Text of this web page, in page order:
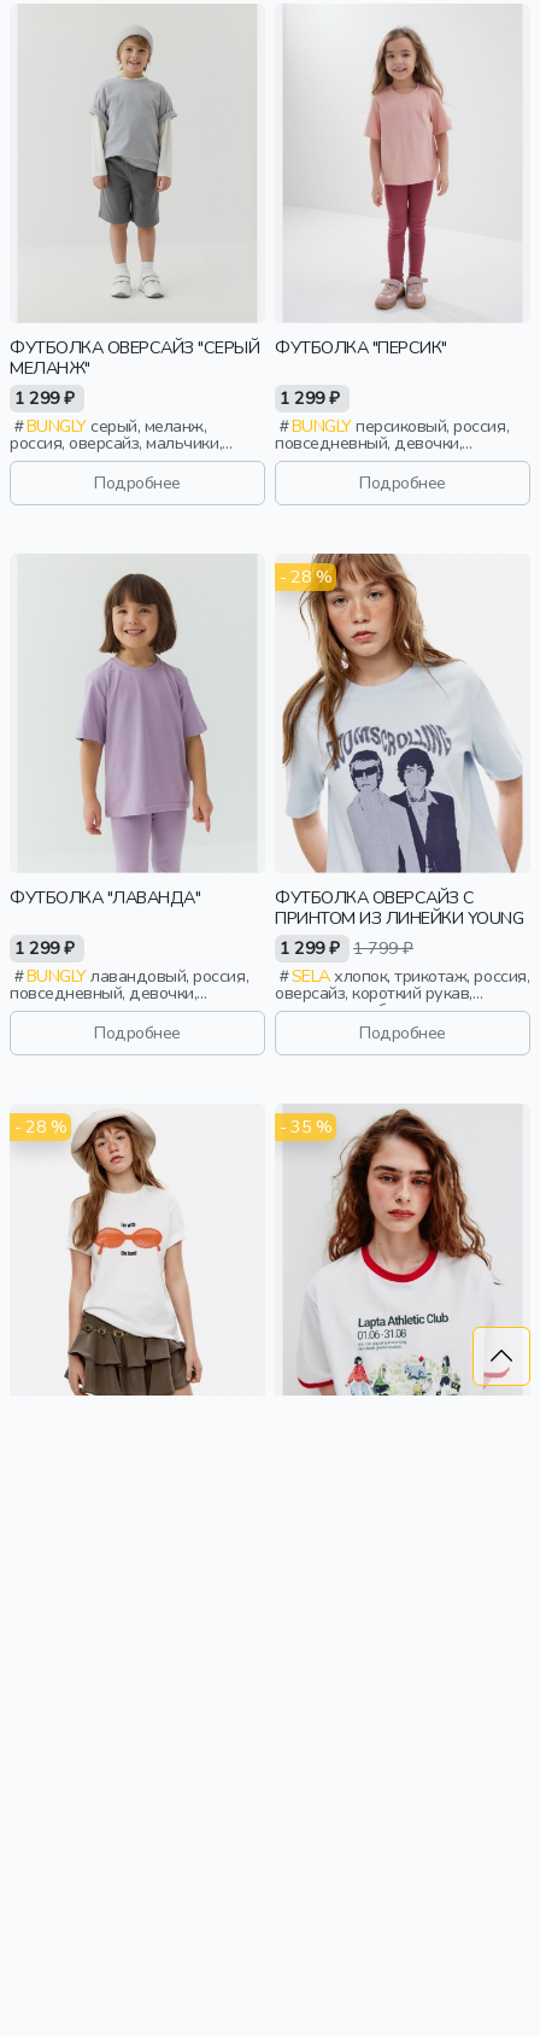
ФУТБОЛКА ОВЕРСАЙЗ "СЕРЫЙ
МЕЛАНЖ"
1 299 ₽
BUNGLYсерый, меланж,
россия, оверсайз, мальчики,
малыши, дошкольники, дети
Подробнее
ФУТБОЛКА "ПЕРСИК"
1 299 ₽
BUNGLYперсиковый, россия,
повседневный, девочки,
малыши, дошкольники, дети
Подробнее
ФУТБОЛКА "ЛАВАНДА"
1 299 ₽
BUNGLYлавандовый, россия,
повседневный, девочки,
малыши, дошкольники, дети
Подробнее
- 28 %
ФУТБОЛКА ОВЕРСАЙЗ С
ПРИНТОМ ИЗ ЛИНЕЙКИ YOUNG
1 299 ₽ 1 799 ₽
SELAхлопок, трикотаж, россия,
оверсайз, короткий рукав,
короткие, свободные, принт,
вырез, круглый вырез, девочки,
старшеклассники, дети
Подробнее
- 28 % - 35 %